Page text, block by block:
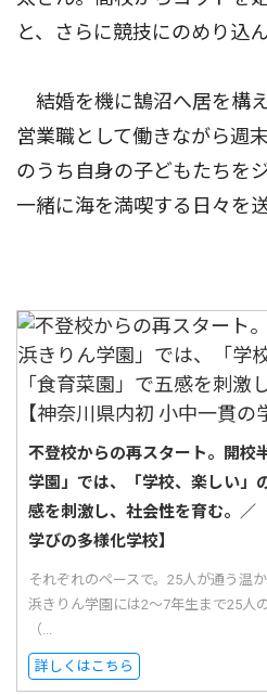
と、さらに競技にのめり込ん
結婚を機に鵠沼へ居を構
営業職として働きながら週
のうち自身の子どもたちを
一緒に海を満喫する日々を送
不登校からの再スタート。開校
学園」では、「学校、楽しい」
感を刺激し、社会性を育む。／
学びの多様化学校】
それぞれのペースで。25人が通う温
浜きりん学園には2〜7年生まで25人
（...
詳しくはこちら